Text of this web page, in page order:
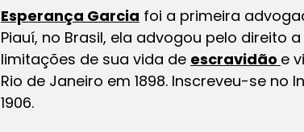
Esperança Garcia foi a primeira
Piauí, no Brasil, ela advogou pelo direito
limitações de sua vida de escravidão e
Rio de Janeiro em 1898. Inscreveu-se
1906.